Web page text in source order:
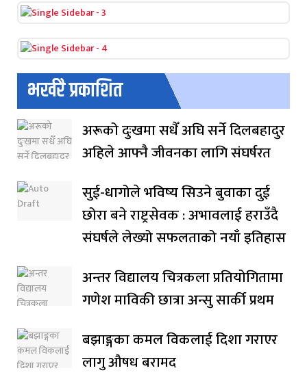
भर्खरै प्रकाशित
अरूको दुःखमा सधैँ अघि सर्ने दिलबहादुर
अहिले आफ्नै जीवनका लागि संघर्षरत
सुई-धागोले भविष्य सिउने बुवाका दुई
छोरा बने राष्ट्रसेवक : अभावलाई हराउँदै
संघर्षले लेख्यो सफलताको नयाँ इतिहास
अन्तर विद्यालय चित्रकला प्रतियोगितामा
गणेश माविकी छात्रा अन्सु सार्की प्रथम
बझाङ्गका कमल विकलाई दिशा गराएर
लागु औषध बरामद